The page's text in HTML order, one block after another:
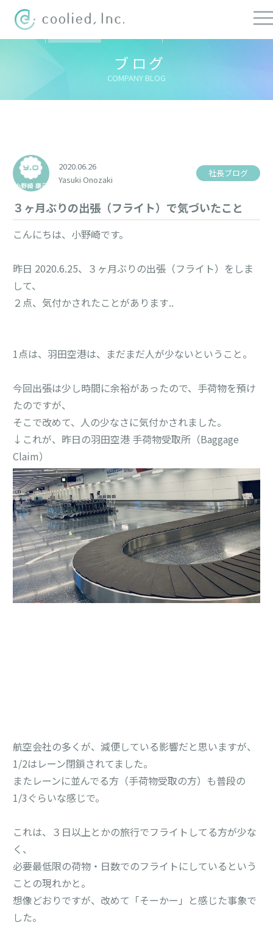
ブログ
COMPANY BLOG
ての記事
2020.06.26
Yasuki Onozaki
社長ブログ
３ヶ月ぶりの出張（フライト）で気づいたこと
こんにちは、小野崎です。
昨日 2020.6.25、３ヶ月ぶりの出張（フライト）をしま
して、
２点、気付かされたことがあります..
1点は、羽田空港は、まだまだ人が少ないということ。
今回出張は少し時間に余裕があったので、手荷物を預け
たのですが、
そこで改めて、人の少なさに気付かされました。
↓これが、昨日の羽田空港 手荷物受取所（Baggage
航空会社の多くが、減便している影響だと思いますが、
1/2はレーン閉鎖されてました。
またレーンに並んでる方（手荷物受取の方）も普段の
1/3ぐらいな感じで。
これは、３日以上とかの旅行でフライトしてる方が少な
く、
必要最低限の荷物・日数でのフライトにしているという
ことの現れかと。
想像どおりですが、改めて「そーかー」と感じた事象で
した。